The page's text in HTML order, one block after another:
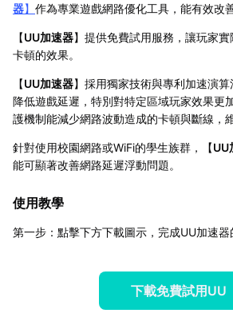
器】 作為專業遊戲網路優化工具，能有效改
【UU加速器】提供免費試用服務，讓玩家
卡頓的效果。
【UU加速器】採用獨家技術與專利加速演
降低遊戲延遲，特別對特定區域玩家效果更
護機制能減少網路波動造成的卡頓與斷線，
針對使用校園網路或WiFi的學生族群，【UU
能可顯著改善網路延遲浮動問題。
使用教學
第一步：點擊下方下載圖示，完成UU加速器
下載免費試用UU